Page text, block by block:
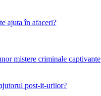
ajuta în afaceri?
mistere criminale captivante
post-it-urilor?